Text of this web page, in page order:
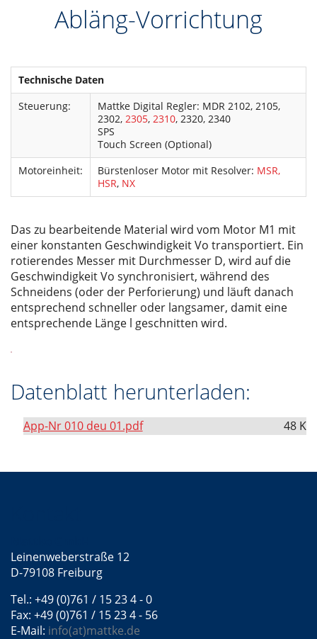
Abläng-Vorrichtung
Technische Daten
Steuerung:
Mattke Digital Regler: MDR 2102, 2105,
2302, 2305, 2310, 2320, 2340
SPS
Touch Screen (Optional)
Motoreinheit:
Bürstenloser Motor mit Resolver: MSR,
HSR, NX
Das zu bearbeitende Material wird vom Motor M1 mit
einer konstanten Geschwindigkeit Vo transportiert. Ein
rotierendes Messer mit Durchmesser D, wird auf die
Geschwindigkeit Vo synchronisiert, während des
Schneidens (oder der Perforierung) und läuft danach
entsprechend schneller oder langsamer, damit eine
entsprechende Länge l geschnitten wird.
Datenblatt herunterladen:
App-Nr 010 deu 01.pdf 48 K
Leinenweberstraße 12
D-79108 Freiburg
Tel.: +49 (0)761 / 15 23 4 - 0
Fax: +49 (0)761 / 15 23 4 - 56
E-Mail: info(at)mattke.de